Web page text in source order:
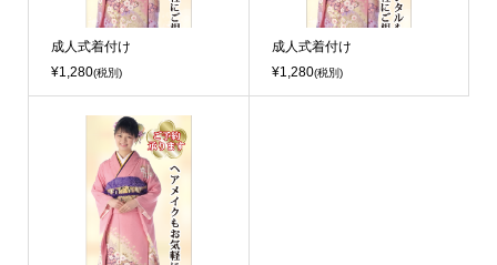
成人式着付け
¥1,280(税別)
成人式着付け
¥1,280(税別)